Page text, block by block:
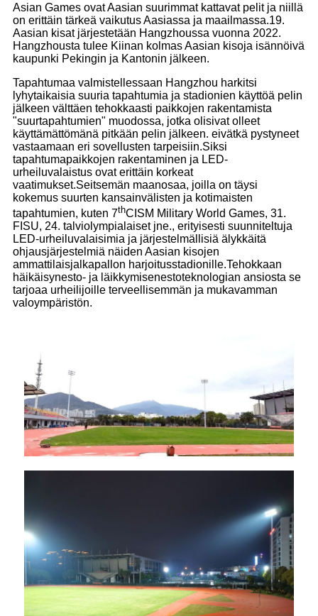
Asian Games ovat Aasian suurimmat kattavat pelit ja niillä
on erittäin tärkeä vaikutus Aasiassa ja maailmassa.19.
Aasian kisat järjestetään Hangzhoussa vuonna 2022.
Hangzhousta tulee Kiinan kolmas Aasian kisoja isännöivä
kaupunki Pekingin ja Kantonin jälkeen.
Tapahtumaa valmistellessaan Hangzhou harkitsi
lyhytaikaisia ​​suuria tapahtumia ja stadionien käyttöä pelin
jälkeen välttäen tehokkaasti paikkojen rakentamista
"suurtapahtumien" muodossa, jotka olisivat olleet
käyttämättömänä pitkään pelin jälkeen. eivätkä pystyneet
vastaamaan eri sovellusten tarpeisiin.Siksi
tapahtumapaikkojen rakentaminen ja LED-
urheiluvalaistus ovat erittäin korkeat
vaatimukset.Seitsemän maanosaa, joilla on täysi
kokemus suurten kansainvälisten ja kotimaisten
tapahtumien, kuten 7thCISM Military World Games, 31.
FISU, 24. talviolympialaiset jne., erityisesti suunniteltuja
LED-urheiluvalaisimia ja järjestelmällisiä älykkäitä
ohjausjärjestelmiä näiden Aasian kisojen
ammattilaisjalkapallon harjoitusstadionille.Tehokkaan
häikäisynesto- ja läikkymisenestoteknologian ansiosta se
tarjoaa urheilijoille terveellisemmän ja mukavamman
valoympäristön.